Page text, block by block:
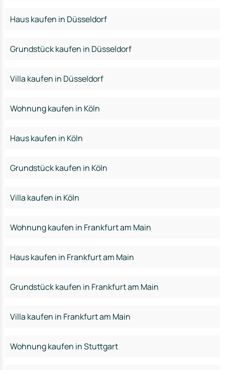
Haus kaufen in Düsseldorf
Grundstück kaufen in Düsseldorf
Villa kaufen in Düsseldorf
Wohnung kaufen in Köln
Haus kaufen in Köln
Grundstück kaufen in Köln
Villa kaufen in Köln
Wohnung kaufen in Frankfurt am Main
Haus kaufen in Frankfurt am Main
Grundstück kaufen in Frankfurt am Main
Villa kaufen in Frankfurt am Main
Wohnung kaufen in Stuttgart